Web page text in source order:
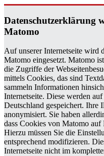
Da­ten­schutz­er­klä­rung
Ma­to­mo
Auf unserer Internetseite wird
Matomo eingesetzt. Matomo
die Zugriffe der
mittels Cookies, das sind
sammeln Informationen
Internetseite. Diese werden
Deutschland gespeichert. Ihre
anonymisiert. Sie haben
dass Cookies von Matomo
Hierzu müssen Sie die
entsprechend modifizieren.
Internetseite nicht im